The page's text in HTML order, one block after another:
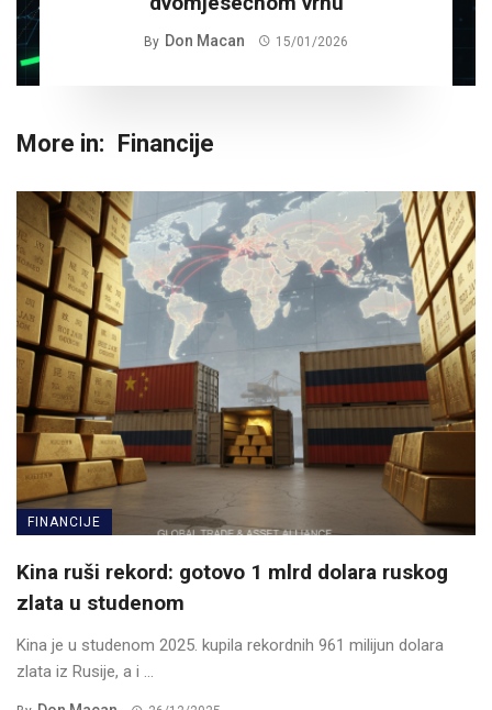
By Don Macan 15/01/2026
More in: Financije
FINANCIJE
Kina ruši rekord: gotovo 1 mlrd dolara ruskog
zlata u studenom
Kina je u studenom 2025. kupila rekordnih 961 milijun dolara
zlata iz Rusije, a i ...